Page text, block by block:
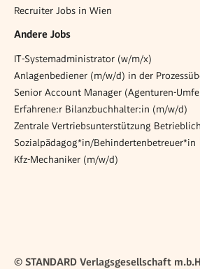
Recruiter Jobs in Wien
Andere Jobs
IT-Systemadministrator (w/m/x)
Anlagenbediener (m/w/d) in der
Senior Account Manager (Agenturen-
Erfahrene:r Bilanzbuchhalter:in (m/w/d)
Kfz-Mechaniker (m/w/d)
© STANDARD Verlagsgesellschaft